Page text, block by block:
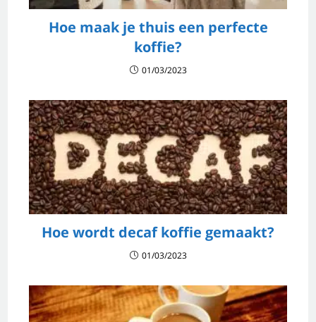
Hoe maak je thuis een perfecte
koffie?
01/03/2023
Hoe wordt decaf koffie gemaakt?
01/03/2023